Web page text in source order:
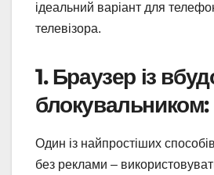
ідеальний варіант для
телевізора.
1. Браузер із
Один із найпростіших
без реклами –